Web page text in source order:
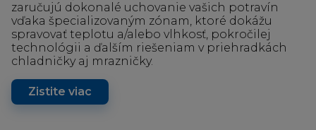
zaručujú dokonalé uchovanie vašich potravín
vďaka špecializovaným zónam, ktoré dokážu
spravovať teplotu a/alebo vlhkosť, pokročilej
technológii a ďalším riešeniam v priehradkách
chladničky aj mrazničky.
Zistite viac